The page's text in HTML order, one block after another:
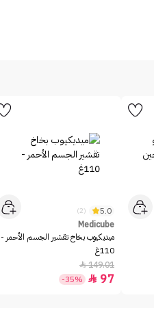
5.0
(2)
Medicube
ميديكيوب بخاخ تقشير الجسم الأحمر -
110غ
149.01

97

-35%